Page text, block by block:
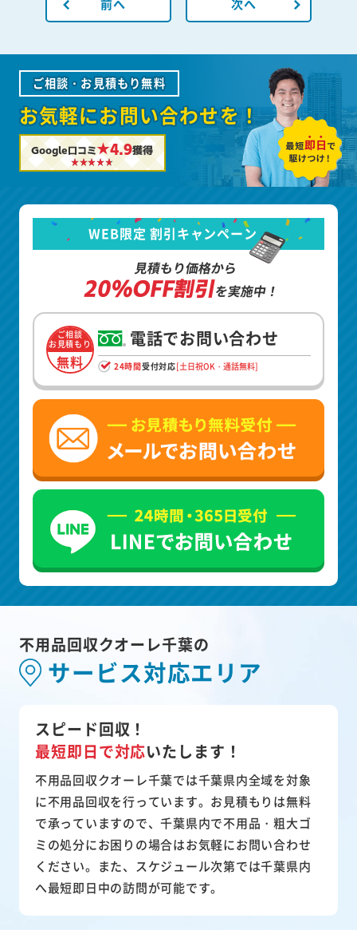
前へ 次へ
ご相談・お見積もり無料
お気軽にお問い合わせを！
Google口コミ★4.9獲得
WEB限定 割引キャンペーン
見積もり価格から
20%OFF割引を実施中！
ご相談
お見積もり
無料
電話でお問い合わせ
24時間受付対応[土日祝OK・通話無料]
不用品回収クオーレ千葉の
サービス対応エリア
スピード回収！
最短即日で対応いたします！
不用品回収クオーレ千葉では千葉県内全域を対象
に不用品回収を行っています。お見積もりは無料
で承っていますので、千葉県内で不用品・粗大ゴ
ミの処分にお困りの場合はお気軽にお問い合わせ
ください。また、スケジュール次第では千葉県内
へ最短即日中の訪問が可能です。